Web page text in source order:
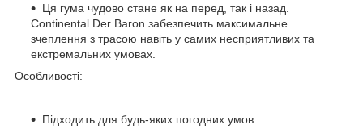
Ця гума чудово стане як на перед, так і назад.
Continental Der Baron забезпечить максимальне
зчеплення з трасою навіть у самих несприятливих та
екстремальних умовах.
Особливості:
Підходить для будь-яких погодних умов